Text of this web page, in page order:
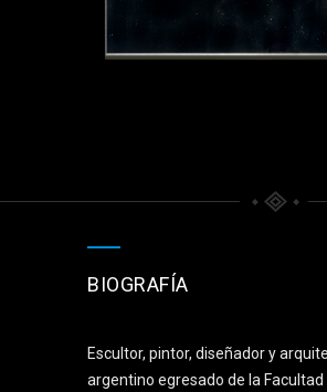
BIOGRAFÍA
Escultor, pintor, diseñador y
argentino egresado de la Facultad